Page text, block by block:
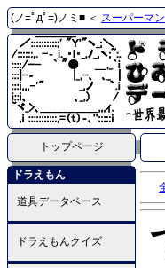
(ノ=ﾟдﾟ=)ノミ■ ＜ スーパーマ
トップページ
ドラえもん
道具データベース
ドラえもんクイズ